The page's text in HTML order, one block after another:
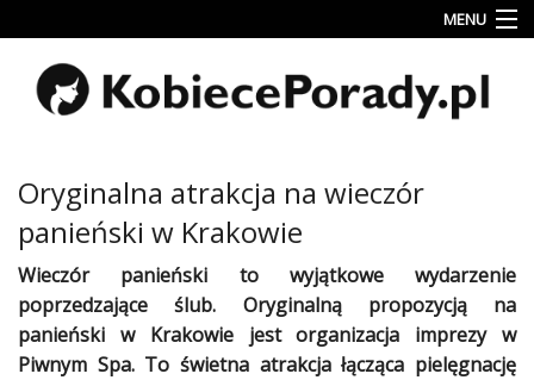
MENU
Uroda
Miłość
Rodzina
&
Dziecko
Przepisy
kulinarne
Oryginalna atrakcja na wieczór
panieński w Krakowie
Wieczór panieński to wyjątkowe wydarzenie
poprzedzające ślub. Oryginalną propozycją na
panieński w Krakowie jest organizacja imprezy w
Piwnym Spa. To świetna atrakcja łącząca pielęgnację